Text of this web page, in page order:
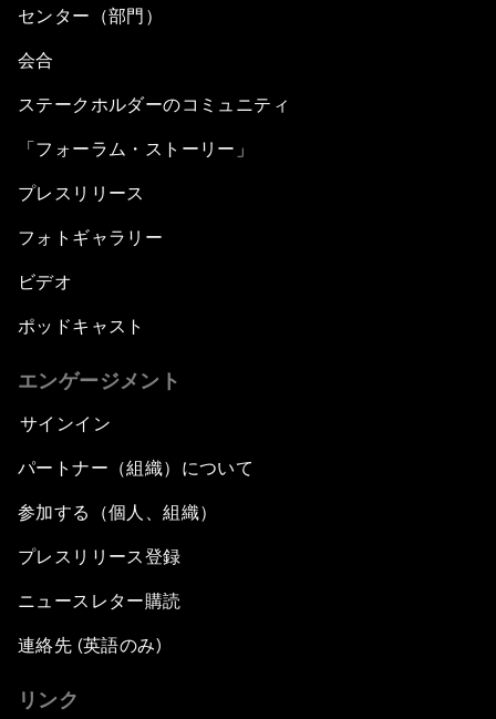
センター（部門）
会合
ステークホルダーのコミュニティ
「フォーラム・ストーリー」
プレスリリース
フォトギャラリー
ビデオ
ポッドキャスト
エンゲージメント
サインイン
パートナー（組織）について
参加する（個人、組織）
プレスリリース登録
ニュースレター購読
連絡先 (英語のみ)
リンク